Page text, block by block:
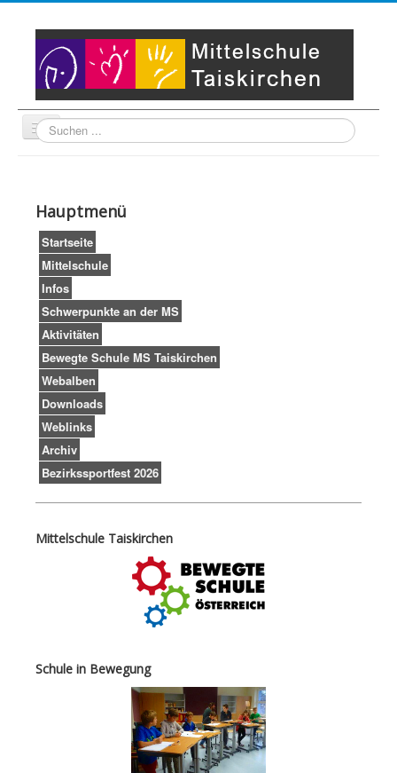
Suche
Impressum
Hauptmenü
Startseite
Mittelschule
Infos
Schwerpunkte an der MS
Aktivitäten
Bewegte Schule MS Taiskirchen
Webalben
Downloads
Weblinks
Archiv
Bezirkssportfest 2026
Mittelschule Taiskirchen
Schule in Bewegung